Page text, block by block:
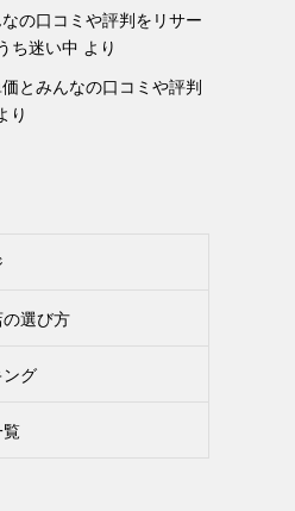
の口コミや評判をリサー
ち迷い中 より
とみんなの口コミや評判
り
選び方
ング
覧